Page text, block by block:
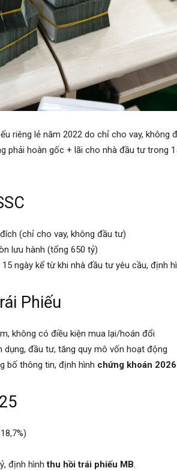
riêng lẻ năm 2022 do chỉ cho vay, không
phải hoàn gốc + lãi cho nhà đầu tư trong
(chỉ cho vay, không đầu tư)
lưu hành (tổng 650 tỷ)
ngày kể từ khi nhà đầu tư yêu cầu, định
Phiếu
không có điều kiện mua lại/hoán đổi
dụng, đầu tư, tăng quy mô vốn hoạt động
bố thông tin, định hình chứng khoán 2026.
định hìnhthu hồi trái phiếu MB.